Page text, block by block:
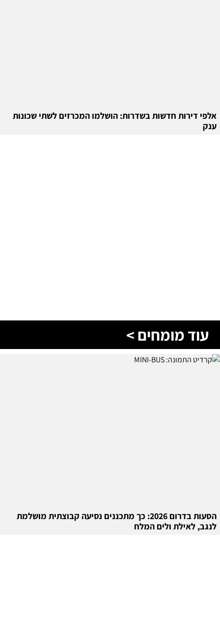
אלפי דירות חדשות בשדרות: הושלמו המכרזים לשתי שכונות
ענק
עוד מומחים >
הסעות בדרום 2026: כך מתכננים נסיעה קבוצתית מושלמת
לנגב, לאילת ולים המלח